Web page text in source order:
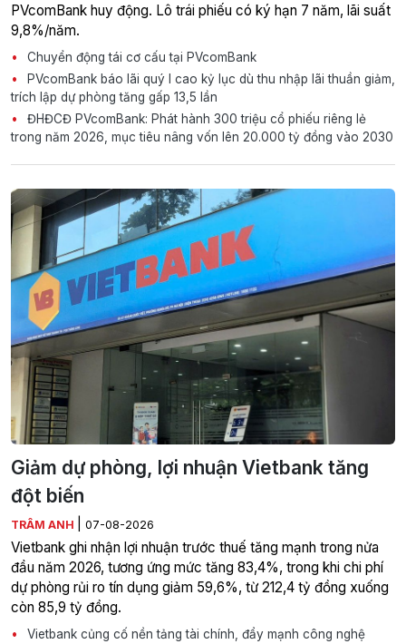
PVcomBank huy động. Lô trái phiếu có ký hạn 7 năm, lãi suất
9,8%/năm.
Chuyển động tái cơ cấu tại PVcomBank
PVcomBank báo lãi quý I cao kỷ lục dù thu nhập lãi thuần giảm,
trích lập dự phòng tăng gấp 13,5 lần
ĐHĐCĐ PVcomBank: Phát hành 300 triệu cổ phiếu riêng lẻ
trong năm 2026, mục tiêu nâng vốn lên 20.000 tỷ đồng vào 2030
Giảm dự phòng, lợi nhuận Vietbank tăng
đột biến
TRÂM ANH 07-08-2026
Vietbank ghi nhận lợi nhuận trước thuế tăng mạnh trong nửa
đầu năm 2026, tương ứng mức tăng 83,4%, trong khi chi phí
dự phòng rủi ro tín dụng giảm 59,6%, từ 212,4 tỷ đồng xuống
còn 85,9 tỷ đồng.
Vietbank củng cố nền tảng tài chính, đẩy mạnh công nghệ